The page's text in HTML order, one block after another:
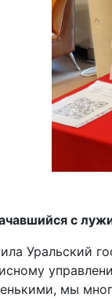
с
Уральский
мы